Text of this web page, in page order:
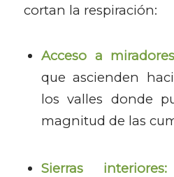
cortan la respiración:
Acceso a
que ascienden
los valles donde
magnitud de las
Sierras interiores: